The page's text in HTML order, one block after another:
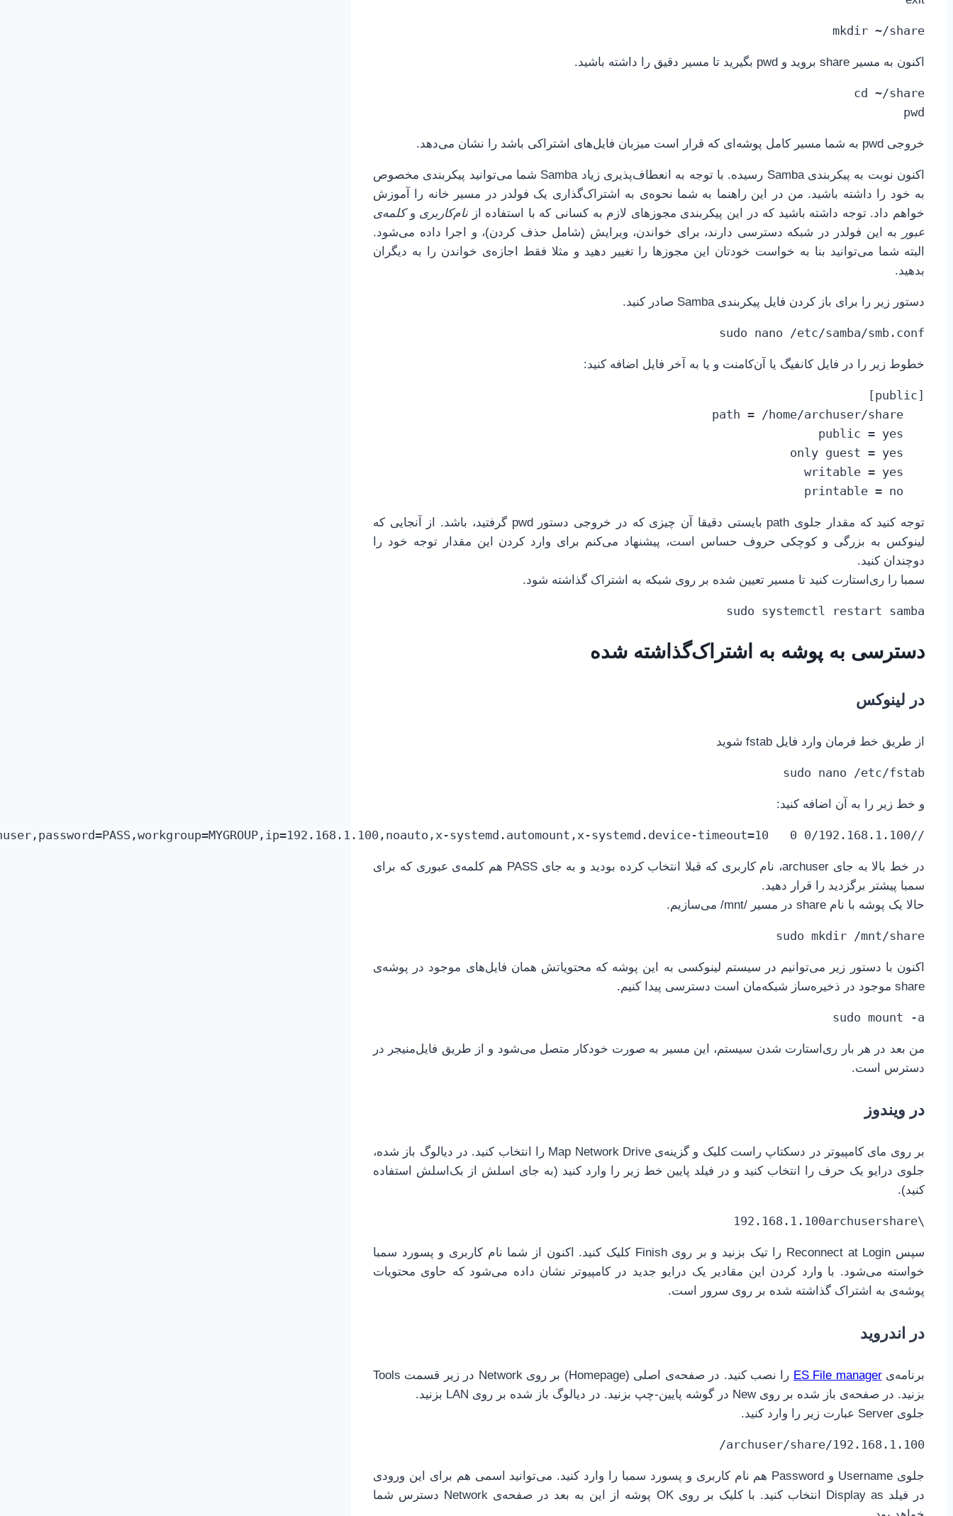
mkdir ~/share
اکنون به مسیر share بروید و pwd بگیرید تا مسیر دقیق را داشته باشید.
pwd
خروجی pwd به شما مسیر کامل پوشه‌ای که قرار است میزبان فایل‌های اشتراکی باشد را نشان می‌دهد.
اکنون نوبت به پیکربندی Samba رسیده. با توجه به انعطاف‌پذیری زیاد Samba شما می‌توانید پیکربندی مخصوص
به خود را داشته باشید. من در این راهنما به شما نحوه‌ی به اشتراک‌گذاری یک فولدر در مسیر خانه را آموزش
خواهم داد. توجه داشته باشید که در این پیکربندی مجوزهای لازم به کسانی که با استفاده از نام‌کاربری وکلمه‌ی
عبور
به این فولدر در شبکه دسترسی دارند، برای خواندن، ویرایش (شامل حذف کردن)، و اجرا داده می‌شود.
البته شما می‌توانید بنا به خواست خودتان این مجوزها را تغییر دهید و مثلا فقط اجازه‌ی خواندن را به دیگران
بدهید.
دستور زیر را برای باز کردن فایل پیکربندی Samba صادر کنید.
sudo nano /etc/samba/smb.conf
خطوط زیر را در فایل کانفیگ یا آن‌کامنت و یا به آخر فایل اضافه کنید:
توجه کنید که مقدار جلوی path بایستی دقیقا آن چیزی که در خروجی دستور pwd گرفتید، باشد. از آنجایی که
لینوکس به بزرگی و کوچکی حروف حساس است، پیشنهاد می‌کنم برای وارد کردن این مقدار توجه خود را
دوچندان کنید.
سمبا را ری‌استارت کنید تا مسیر تعیین شده بر روی شبکه به اشتراک گذاشته شود.
sudo systemctl restart samba
دسترسی به پوشه‌ به اشتراک‌گذاشته شده
در لینوکس
از طریق خط فرمان وارد فایل fstab شوید
sudo nano /etc/fstab
و خط زیر را به آن اضافه کنید:
//192.168.1.100/archuser/share/ /mnt/share cifs username=archuser,password=PASS,workgroup=MYGROUP,ip=192.168.1.100,noauto,x-systemd.automount,x-systemd.device-timeout=10   0 0
در خط بالا به جای archuser، نام کاربری که قبلا انتخاب کرده بودید و به جای PASS هم کلمه‌ی عبوری که برای
سمبا پیشتر برگزدید را قرار دهید.
حالا یک پوشه با نام share در مسیر /mnt/ می‌سازیم.
sudo mkdir /mnt/share
اکنون با دستور زیر می‌توانیم در سیستم لینوکسی به این پوشه که محتویاتش همان فایل‌های موجود در پوشه‌ی
share موجود در ذخیره‌ساز شبکه‌مان است دسترسی پیدا کنیم.
sudo mount -a
من بعد در هر بار ری‌استارت شدن سیستم، این مسیر به صورت خودکار متصل می‌شود و از طریق فایل‌منیجر در
دسترس است.
در ویندوز
بر روی مای کامپیوتر در دسکتاپ راست کلیک و گزینه‌ی Map Network Drive را انتخاب کنید. در دیالوگ باز شده،
جلوی درایو یک حرف را انتخاب کنید و در فیلد پایین خط زیر را وارد کنید (به جای اسلش از بک‌اسلش استفاده
کنید).
\192.168.1.100archusershare
سپس Reconnect at Login را تیک بزنید و بر روی Finish کلیک کنید. اکنون از شما نام کاربری و پسورد سمبا
خواسته می‌شود. با وارد کردن این مقادیر یک درایو جدید در کامپیوتر نشان داده می‌شود که حاوی محتویات
پوشه‌ی به اشتراک گذاشته شده بر روی سرور است.
در اندروید
برنامه‌یES File manager
را نصب کنید. در صفحه‌ی اصلی (Homepage) بر روی Network در زیر قسمت Tools
بزنید. در صفحه‌ی باز شده بر روی New در گوشه پایین-چپ بزنید. در دیالوگ باز شده بر روی LAN بزنید.
جلوی Server عبارت زیر را وارد کنید.
192.168.1.100/archuser/share/
جلوی Username و Password هم نام کاربری و پسورد سمبا را وارد کنید. می‌توانید اسمی هم برای این ورودی
در فیلد Display as انتخاب کنید. با کلیک بر روی OK پوشه از این به بعد در صفحه‌ی Network دسترس شما